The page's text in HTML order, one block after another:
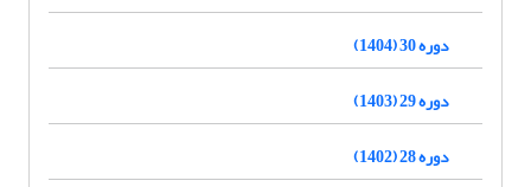
دوره 30 (1404)
دوره 29 (1403)
دوره 28 (1402)